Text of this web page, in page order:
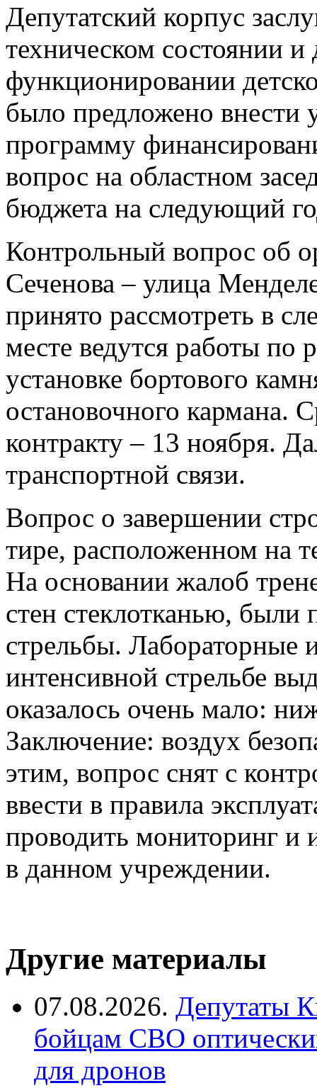
Депутатский корпус
техническом состоянии
функционировании
было предложено внести
программу
вопрос на областном
бюджета на следующий
Контрольный вопрос об
Сеченова – улица
принято рассмотреть в
месте ведутся работы по
установке бортового
остановочного кармана.
контракту – 13 ноября.
транспортной связи.
Вопрос о завершении
тире, расположенном на
На основании жалоб
стен стеклотканью, были
стрельбы. Лабораторные
интенсивной стрельбе
оказалось очень мало:
Заключение: воздух
этим, вопрос снят с
ввести в правила
проводить мониторинг и
в данном учреждении.
Другие материалы
07.08.2026. Депутаты
бойцам СВО
для дронов